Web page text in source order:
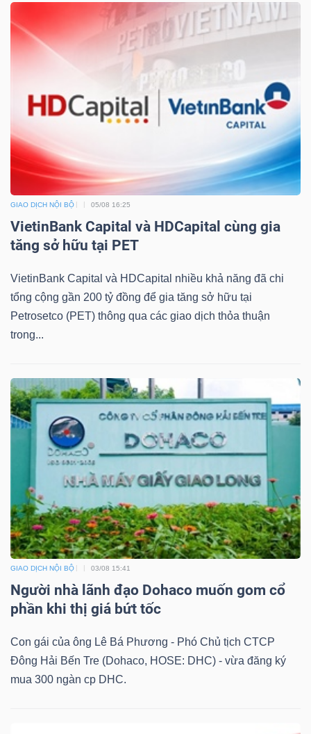
GIAO DỊCH NỘI BỘ 05/08 16:25
VietinBank Capital và HDCapital cùng gia
tăng sở hữu tại PET
VietinBank Capital và HDCapital nhiều khả năng đã chi
tổng cộng gần 200 tỷ đồng để gia tăng sở hữu tại
Petrosetco (PET) thông qua các giao dịch thỏa thuận
trong...
GIAO DỊCH NỘI BỘ 03/08 15:41
Người nhà lãnh đạo Dohaco muốn gom cổ
phần khi thị giá bứt tốc
Con gái của ông Lê Bá Phương - Phó Chủ tịch CTCP
Đông Hải Bến Tre (Dohaco, HOSE: DHC) - vừa đăng ký
mua 300 ngàn cp DHC.
chính
Công
đầu
tư
Truyền
tài
chính
Dữ
liệu
tài
chính